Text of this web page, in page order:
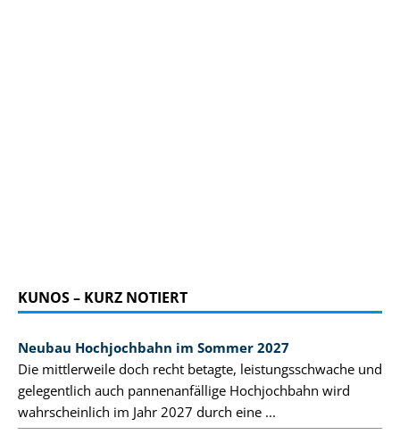
KUNOS – KURZ NOTIERT
Neubau Hochjochbahn im Sommer 2027
Die mittlerweile doch recht betagte, leistungsschwache und
gelegentlich auch pannenanfällige Hochjochbahn wird
wahrscheinlich im Jahr 2027 durch eine ...